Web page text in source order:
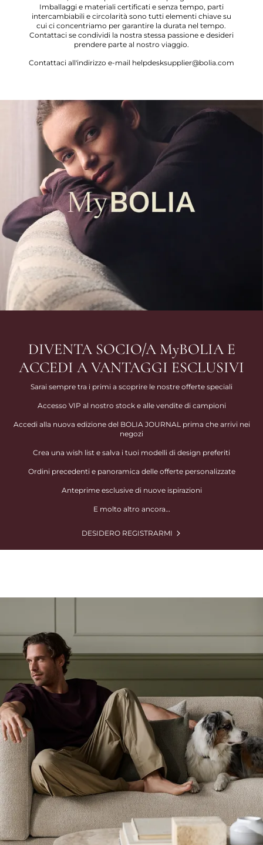
Imballaggi e materiali certificati e senza tempo, parti
intercambiabili e circolarità sono tutti elementi chiave su
cui ci concentriamo per garantire la durata nel tempo.
Contattaci se condividi la nostra stessa passione e desideri
prendere parte al nostro viaggio.
Contattaci all'indirizzo e-mail helpdesksupplier@bolia.com
DIVENTA SOCIO/A MyBOLIA E
ACCEDI A VANTAGGI ESCLUSIVI
Sarai sempre tra i primi a scoprire le nostre offerte speciali
Accesso VIP al nostro stock e alle vendite di campioni
Accedi alla nuova edizione del BOLIA JOURNAL prima che arrivi nei
negozi
Crea una wish list e salva i tuoi modelli di design preferiti
Ordini precedenti e panoramica delle offerte personalizzate
Anteprime esclusive di nuove ispirazioni
E molto altro ancora…
DESIDERO REGISTRARMI